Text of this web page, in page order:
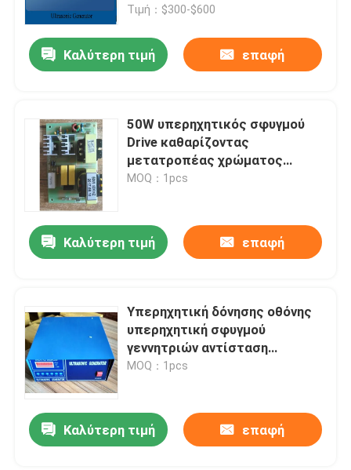
Τιμή：$300-$600
Καλύτερη τιμή επαφή
50W υπερηχητικός σφυγμού
Drive καθαρίζοντας
μετατροπέας χρώματος
γεννητριών 40K πράσινος
MOQ：1pcs
Καλύτερη τιμή επαφή
Υπερηχητική δόνησης οθόνης
υπερηχητική σφυγμού
γεννητριών αντίσταση
θερμότητας Drive καλή
MOQ：1pcs
Καλύτερη τιμή επαφή